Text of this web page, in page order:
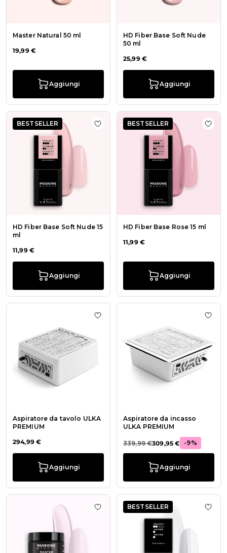
Master Natural 50 ml
19,99 €
Aggiungi
HD Fiber Base Soft Nude
50 ml
25,99 €
Aggiungi
BESTSELLER
HD Fiber Base Soft Nude 15
ml
11,99 €
Aggiungi
Aggiungi alla wishlist HD Fiber
BESTSELLER
HD Fiber Base Rose 15 ml
11,99 €
Aggiungi
Aspiratore da tavolo ULKA
PREMIUM
294,99 €
Aggiungi
Aggiungi alla wishlist Aspiratore da
Aspiratore da incasso
ULKA PREMIUM
339,99 €309,95 € -9%
Aggiungi
Aggiungi alla wishlist Master
BESTSELLER